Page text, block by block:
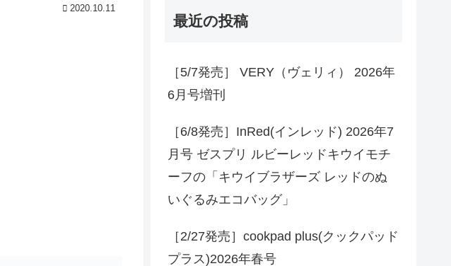
2020.10.11
最近の投稿
［5/7発売］ VERY（ヴェリィ） 2026年
6月号増刊
［6/8発売］InRed(インレッド) 2026年7
月号 ゼスプリ ルビーレッドキウイモチ
ーフの「キウイブラザーズ レッドのぬ
いぐるみエコバッグ」
［2/27発売］cookpad plus(クックパッド
プラス)2026年春号